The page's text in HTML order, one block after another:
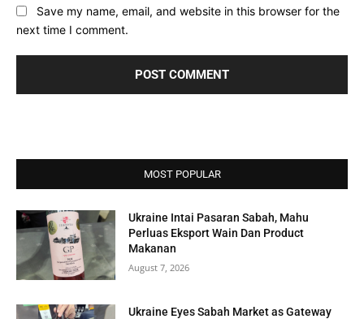
Save my name, email, and website in this browser for the
next time I comment.
MOST POPULAR
Ukraine Intai Pasaran Sabah, Mahu
Perluas Eksport Wain Dan Product
Makanan
August 7, 2026
Ukraine Eyes Sabah Market as Gateway